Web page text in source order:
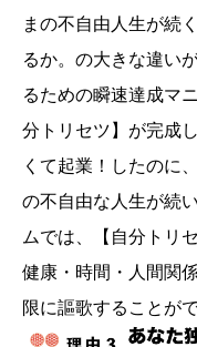
まの不自由人生が続
るか。の大きな違い
るための瞬速達成マ
分トリセツ】が完成
くて起業！したのに
の不自由な人生が続
ムでは、【自分トリ
健康・時間・人間関
限に謳歌することが